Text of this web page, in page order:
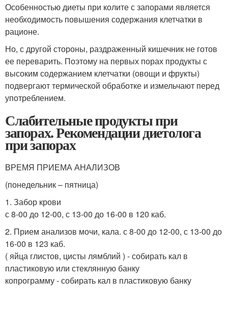
Особенностью диеты при колите с запорами является
необходимость повышения содержания клетчатки в
рационе.
Но, с другой стороны, раздраженный кишечник не готов
ее переварить. Поэтому на первых порах продукты с
высоким содержанием клетчатки (овощи и фрукты)
подвергают термической обработке и измельчают перед
употреблением.
Слабительные продукты при
запорах. Рекомендации диетолога
при запорах
ВРЕМЯ ПРИЕМА АНАЛИЗОВ
(понедельник – пятница)
1. Забор крови
с 8-00 до 12-00, с 13-00 до 16-00 в 120 каб.
2. Прием анализов мочи, кала. с 8-00 до 12-00, с 13-00 до
16-00 в 123 каб.
( яйца глистов, цисты лямблий ) - собирать кал в
пластиковую или стеклянную банку
копрограмму - собирать кал в пластиковую банку